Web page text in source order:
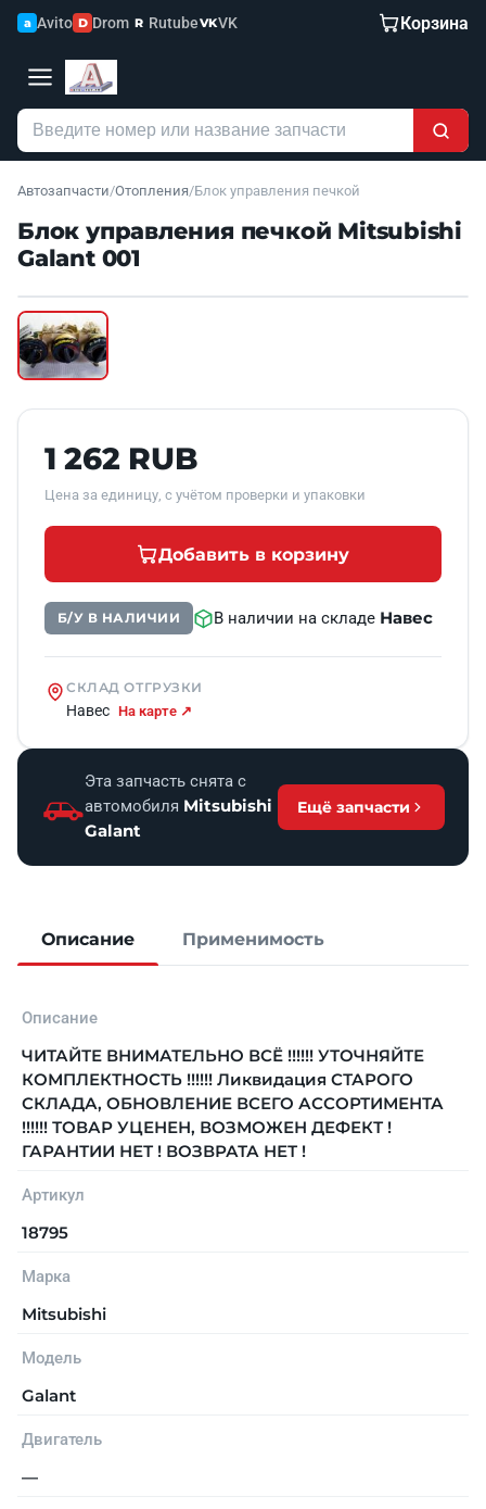
a Avito D Drom R RutubeVKVK Корзина
Автозапчасти/Отопления/Блок управления печкой
Блок управления печкой Mitsubishi
Galant 001
Б/У В НАЛИЧИИ
1 262 RUB
Цена за единицу, с учётом проверки и упаковки
Добавить в корзину
Б/У В НАЛИЧИИ В наличии на складе Навес
СКЛАД ОТГРУЗКИ
Навес На карте ↗
Эта запчасть снята с
автомобиля Mitsubishi
Galant
Ещё запчасти
Описание Применимость
Описание
ЧИТАЙТЕ ВНИМАТЕЛЬНО ВСЁ !!!!!! УТОЧНЯЙТЕ
КОМПЛЕКТНОСТЬ !!!!!! Ликвидация СТАРОГО
СКЛАДА, ОБНОВЛЕНИЕ ВСЕГО АССОРТИМЕНТА
!!!!!! ТОВАР УЦЕНЕН, ВОЗМОЖЕН ДЕФЕКТ !
ГАРАНТИИ НЕТ ! ВОЗВРАТА НЕТ !
Артикул
18795
Марка
Mitsubishi
Модель
Galant
Двигатель
—